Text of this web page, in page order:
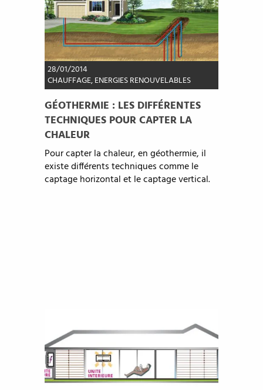
28/01/2014
CHAUFFAGE,ENERGIES RENOUVELABLES
GÉOTHERMIE : LES DIFFÉRENTES
TECHNIQUES POUR CAPTER LA
CHALEUR
Pour capter la chaleur, en géothermie, il
existe différents techniques comme le
captage horizontal et le captage vertical.